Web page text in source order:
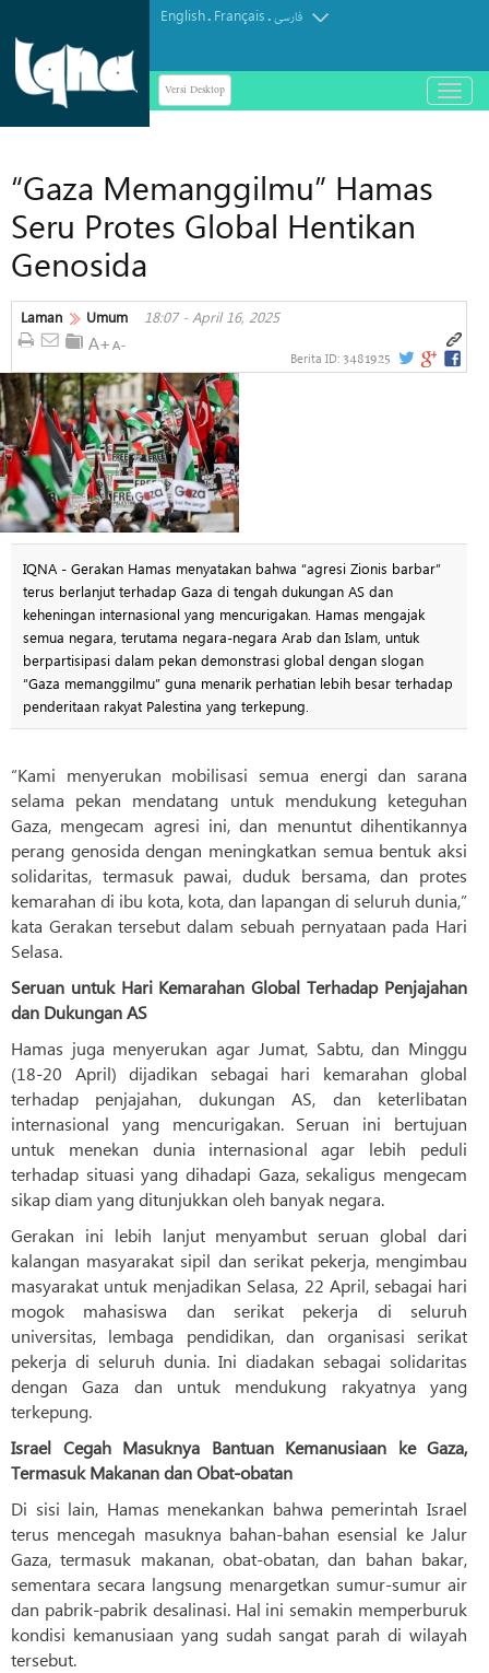
English. Français.فارسی
Versi Desktop
باز
و
“Gaza Memanggilmu” Hamas
Seru Protes Global Hentikan
Genosida
Laman Umum 18:07 - April 16, 2025
Berita ID: 3481925
IQNA - Gerakan Hamas menyatakan bahwa “agresi Zionis barbar”
terus berlanjut terhadap Gaza di tengah dukungan AS dan
keheningan internasional yang mencurigakan. Hamas mengajak
semua negara, terutama negara-negara Arab dan Islam, untuk
berpartisipasi dalam pekan demonstrasi global dengan slogan
“Gaza memanggilmu” guna menarik perhatian lebih besar terhadap
penderitaan rakyat Palestina yang terkepung.
“Kami menyerukan mobilisasi semua energi dan sarana
selama pekan mendatang untuk mendukung keteguhan
Gaza, mengecam agresi ini, dan menuntut dihentikannya
perang genosida dengan meningkatkan semua bentuk aksi
solidaritas, termasuk pawai, duduk bersama, dan protes
kemarahan di ibu kota, kota, dan lapangan di seluruh dunia,”
kata Gerakan tersebut dalam sebuah pernyataan pada Hari
Selasa.
Seruan untuk Hari Kemarahan Global Terhadap Penjajahan
dan Dukungan AS
Hamas juga menyerukan agar Jumat, Sabtu, dan Minggu
(18-20 April) dijadikan sebagai hari kemarahan global
terhadap penjajahan, dukungan AS, dan keterlibatan
internasional yang mencurigakan. Seruan ini bertujuan
untuk menekan dunia internasional agar lebih peduli
terhadap situasi yang dihadapi Gaza, sekaligus mengecam
sikap diam yang ditunjukkan oleh banyak negara.
Gerakan ini lebih lanjut menyambut seruan global dari
kalangan masyarakat sipil dan serikat pekerja, mengimbau
masyarakat untuk menjadikan Selasa, 22 April, sebagai hari
mogok mahasiswa dan serikat pekerja di seluruh
universitas, lembaga pendidikan, dan organisasi serikat
pekerja di seluruh dunia. Ini diadakan sebagai solidaritas
dengan Gaza dan untuk mendukung rakyatnya yang
terkepung.
Israel Cegah Masuknya Bantuan Kemanusiaan ke Gaza,
Termasuk Makanan dan Obat-obatan
Di sisi lain, Hamas menekankan bahwa pemerintah Israel
terus mencegah masuknya bahan-bahan esensial ke Jalur
Gaza, termasuk makanan, obat-obatan, dan bahan bakar,
sementara secara langsung menargetkan sumur-sumur air
dan pabrik-pabrik desalinasi. Hal ini semakin memperburuk
kondisi kemanusiaan yang sudah sangat parah di wilayah
tersebut.